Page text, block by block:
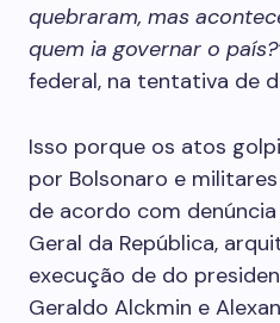
quebraram, mas
quem ia governar o
federal, na tentativa de
Isso porque os atos
por Bolsonaro e
de acordo com
Geral da República,
execução de do
Geraldo Alckmin e